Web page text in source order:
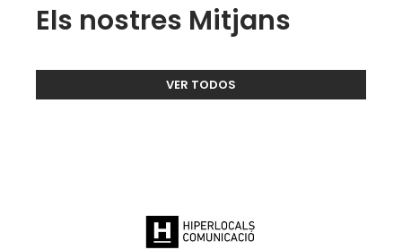
Els nostres Mitjans
VER TODOS